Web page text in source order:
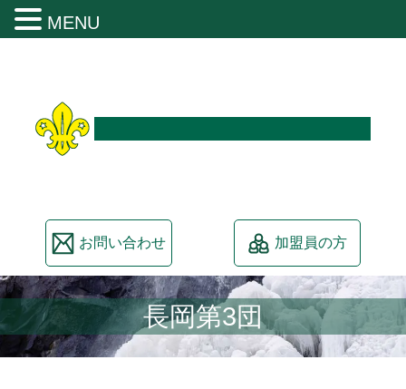
お問い合わせ 加盟員の方
長岡第3団
MENU